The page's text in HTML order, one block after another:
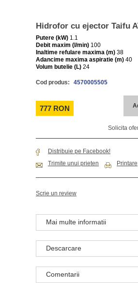
Hidrofor cu ejector Taifu
Putere (kW) 1.1
Debit maxim (l/min) 100
Inaltime refulare maxima (m) 38
Adancime maxima aspiratie (m) 40
Volum butelie (L) 24
Cod produs: 4570005505
777 RON
Solicita
Distribuie pe Facebook!
Trimite unui prieten
Printare
Scrie un review
Mai multe informatii
Descarcare
Comentarii